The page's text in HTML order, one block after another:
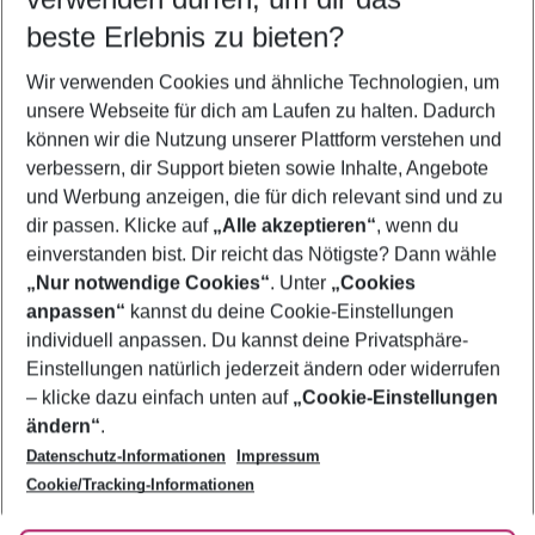
5-8 Nächte
2 Erwachsene Keine Kinder
Mehr Filter anzeigen
Footer
Footer navigation
Über uns
AGB
Bestpreisgarantie
Cookie-Einstellungen ändern
Cookie-Richtlinie
Agenturbetreuung
Barrierefreies Reisen
Folge uns
beste Erlebnis zu bieten?
Wir verwenden Cookies und ähnliche Technologien, um
unsere Webseite für dich am Laufen zu halten. Dadurch
können wir die Nutzung unserer Plattform verstehen und
verbessern, dir Support bieten sowie Inhalte, Angebote
und Werbung anzeigen, die für dich relevant sind und zu
dir passen. Klicke auf „Alle akzeptieren“, wenn du
einverstanden bist. Dir reicht das Nötigste? Dann wähle
„Nur notwendige Cookies“. Unter „Cookies
anpassen“ kannst du deine Cookie-Einstellungen
individuell anpassen. Du kannst deine Privatsphäre-
Einstellungen natürlich jederzeit ändern oder widerrufen
– klicke dazu einfach unten auf „Cookie-Einstellungen
ändern“.
Datenschutz-Informationen
Impressum
Cookie/Tracking-Informationen